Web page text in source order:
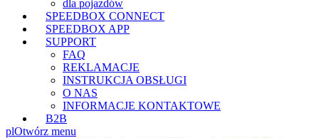
dla pojazdów
SPEEDBOX CONNECT
SPEEDBOX APP
SUPPORT
FAQ
REKLAMACJE
INSTRUKCJA OBSŁUGI
O NAS
INFORMACJE KONTAKTOWE
B2B
plOtwórz menu